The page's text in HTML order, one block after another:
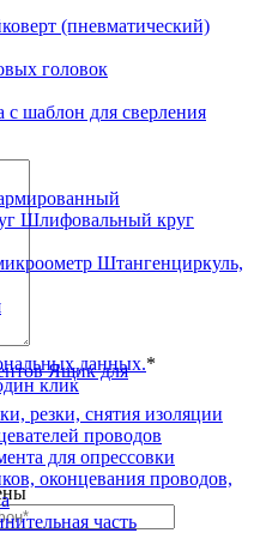
(пневматический)
головок
с шаблон для сверления
Шлифовальный круг
Штангенциркуль,
Ящик для
резки, снятия изоляции
проводов
для опрессовки
оконцевания проводов,
часть
данных.*
клик